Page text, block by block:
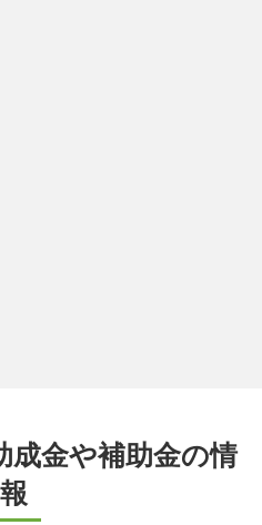
成金や補助金の情
報